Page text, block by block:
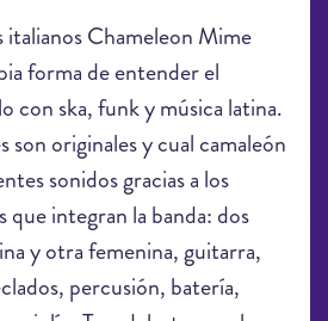
italianos Chameleon Mime
forma de entender el
con ska, funk y música latina.
son originales y cual camaleón
sonidos gracias a los
que integran la banda: dos
y otra femenina, guitarra,
percusión, batería,